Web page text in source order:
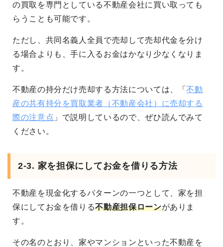
の買取を専門としている不動産会社に買い取っても
らうことも可能です。
ただし、共同名義人全員で売却して売却代金を分け
る場合よりも、手に入るお金はかなり少なくなりま
す。
不動産の持分だけ売却する方法については、「不動
産の共有持分を買取業者（不動産会社）に売却する
際の注意点 」で説明しているので、ぜひ読んでみて
ください。
2-3. 家を担保にしてお金を借りる方法
不動産を現金化するパターンの一つとして、家を担
保にしてお金を借りる不動産担保ローンがありま
す。
その名のとおり、家やマンションといった不動産を